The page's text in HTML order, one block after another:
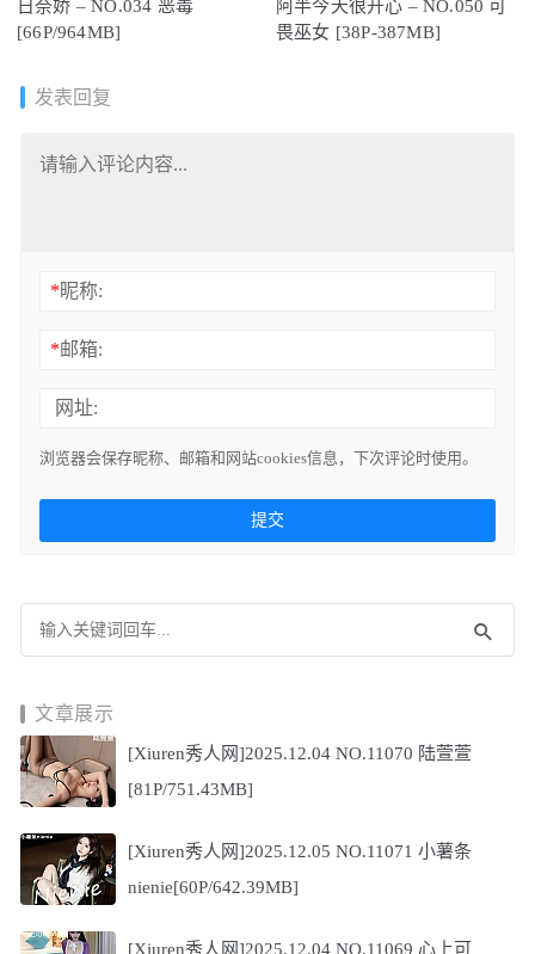
日奈娇 – NO.034 恶毒
[66P/964MB]
阿半今天很开心 – NO.050 可
畏巫女 [38P-387MB]
发表回复
*昵称:
*邮箱:
网址:
浏览器会保存昵称、邮箱和网站cookies信息，下次评论时使用。
文章展示
[Xiuren秀人网]2025.12.04 NO.11070 陆萱萱
[81P/751.43MB]
[Xiuren秀人网]2025.12.05 NO.11071 小薯条
nienie[60P/642.39MB]
[Xiuren秀人网]2025.12.04 NO.11069 心上可